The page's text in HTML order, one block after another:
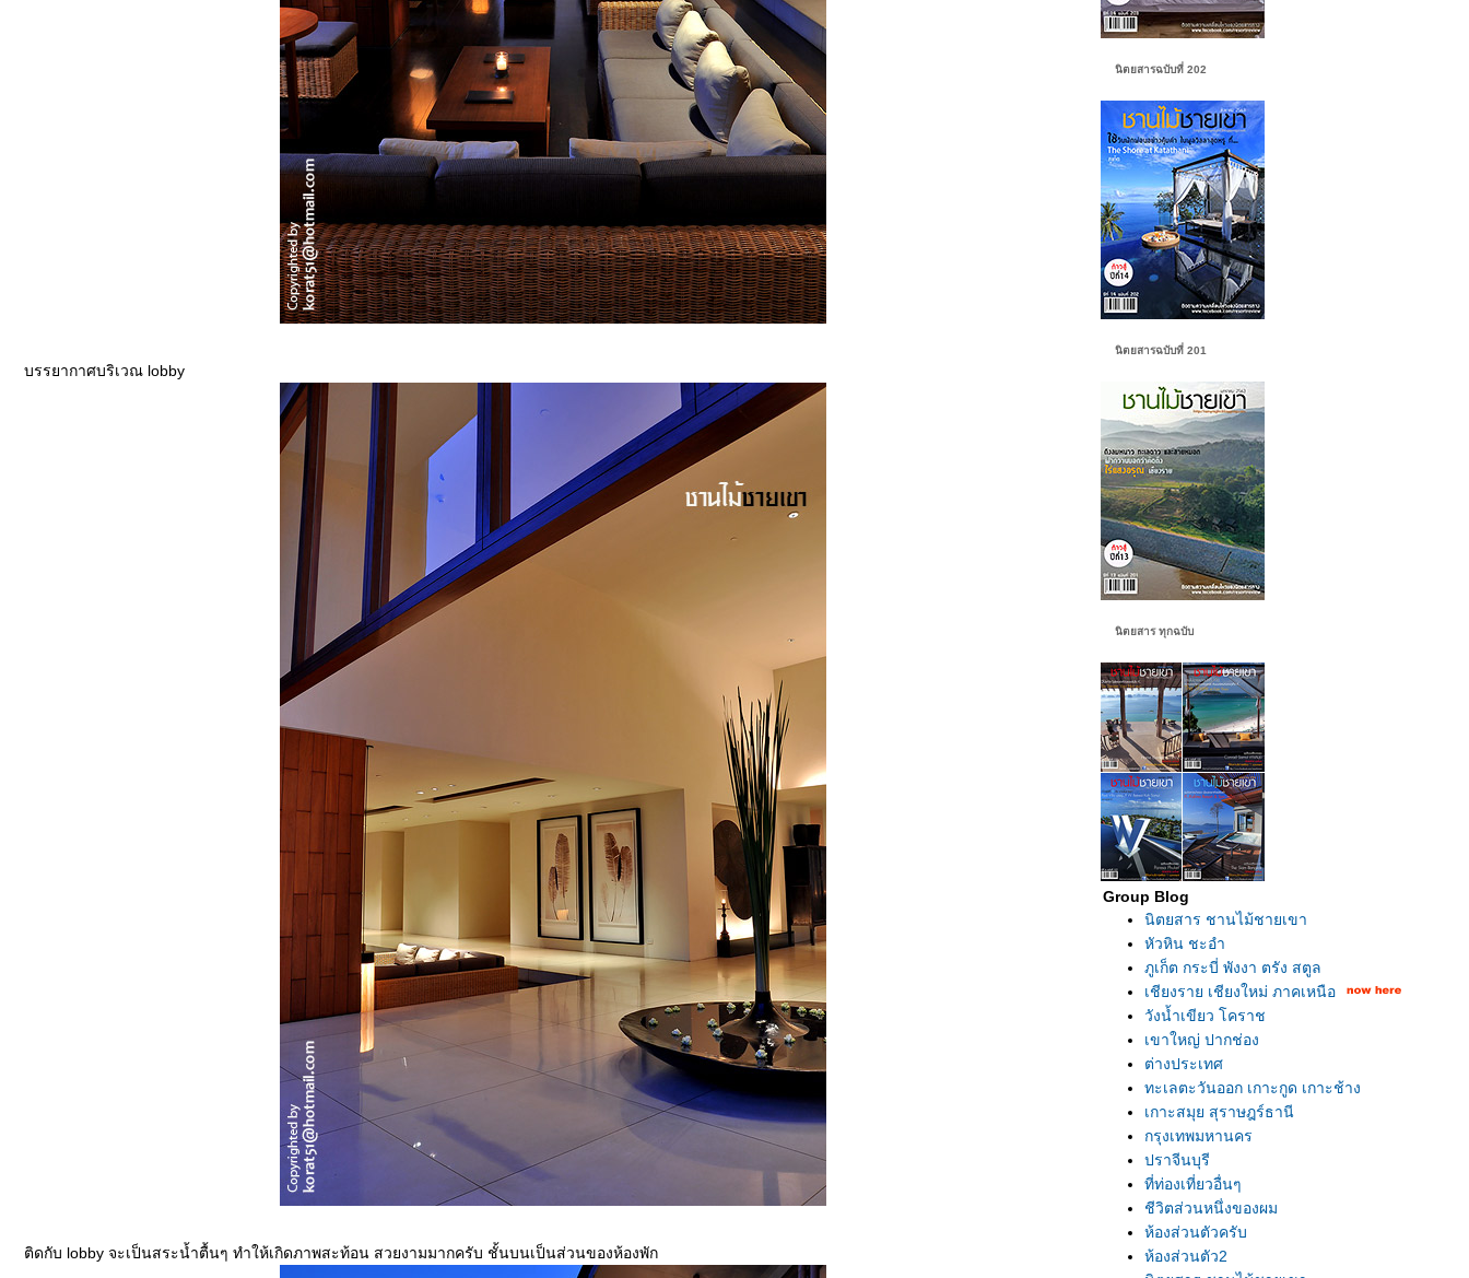
บรรยากาศบริเวณ lobby
ติดกับ lobby จะเป็นสระน้ำตื้นๆ ทำให้เกิดภาพสะท้อน สวยงามมากครับ ชั้นบนเป็นส่วนของห้องพัก
นิตยสารฉบับที่ 202
นิตยสารฉบับที่ 201
นิตยสาร ทุกฉบับ
Group Blog
นิตยสาร ชานไม้ชายเขา
หัวหิน ชะอำ
ภูเก็ต กระบี่ พังงา ตรัง สตูล
เชียงราย เชียงใหม่ ภาคเหนือ
วังน้ำเขียว โคราช
เขาใหญ่ ปากช่อง
ต่างประเทศ
ทะเลตะวันออก เกาะกูด เกาะช้าง
เกาะสมุย สุราษฎร์ธานี
กรุงเทพมหานคร
ปราจีนบุรี
ที่ท่องเที่ยวอื่นๆ
ชีวิตส่วนหนึ่งของผม
ห้องส่วนตัวครับ
ห้องส่วนตัว2